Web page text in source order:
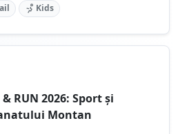
Kids
& RUN 2026: Sport și
Montan